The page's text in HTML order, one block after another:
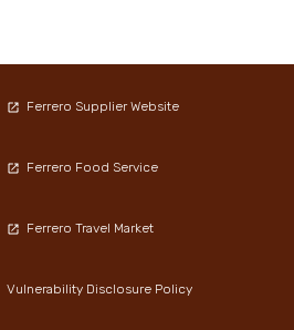
Ferrero Supplier Website
Ferrero Food Service
Ferrero Travel Market
Vulnerability Disclosure Policy